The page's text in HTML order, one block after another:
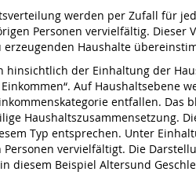
werden per Zufall für
Personen vervielfältig.
Haushalte
der Einhaltung der
Auf Haushaltsebene
entfallen. Das
Haushaltszusammensetzung.
Typ entsprechen. Unter
vervielfältigt. Die
diesem Beispiel Altersund